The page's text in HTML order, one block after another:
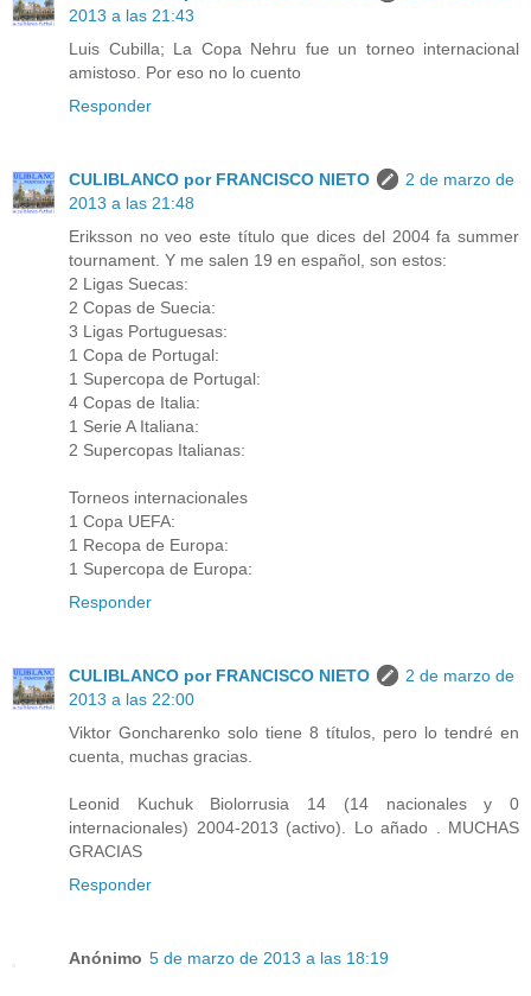
2013 a las 21:43
Luis Cubilla; La Copa Nehru fue un torneo internacional
amistoso. Por eso no lo cuento
Responder
CULIBLANCO por FRANCISCO NIETO
2 de marzo de
2013 a las 21:48
Eriksson no veo este título que dices del 2004 fa summer
tournament. Y me salen 19 en español, son estos:
2 Ligas Suecas:
2 Copas de Suecia:
3 Ligas Portuguesas:
1 Copa de Portugal:
1 Supercopa de Portugal:
4 Copas de Italia:
1 Serie A Italiana:
2 Supercopas Italianas:
Torneos internacionales
1 Copa UEFA:
1 Recopa de Europa:
1 Supercopa de Europa:
Responder
CULIBLANCO por FRANCISCO NIETO
2 de marzo de
2013 a las 22:00
Viktor Goncharenko solo tiene 8 títulos, pero lo tendré en
cuenta, muchas gracias.
Leonid Kuchuk Biolorrusia 14 (14 nacionales y 0
internacionales) 2004-2013 (activo). Lo añado . MUCHAS
GRACIAS
Responder
Anónimo 5 de marzo de 2013 a las 18:19